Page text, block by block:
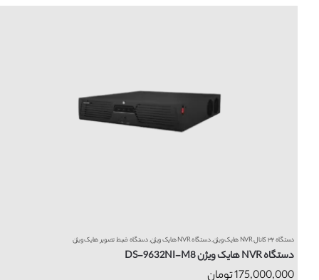
دستگاه ۳۲ کانال NVR هایک ویژن ,دستگاه NVR هایک ویژن ,دستگاه ضبط تصویر هایک ویژن
دستگاه NVR هایک ویژن DS-9632NI-M8
175,000,000تومان